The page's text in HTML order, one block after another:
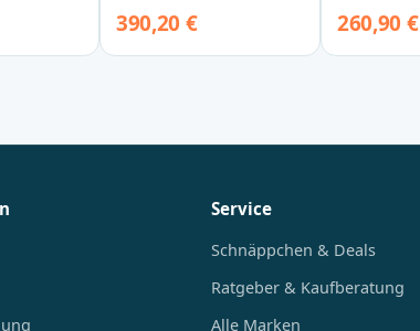
390,20 € 260,90 €
Service
Schnäppchen & Deals
Ratgeber & Kaufberatung
Alle Marken